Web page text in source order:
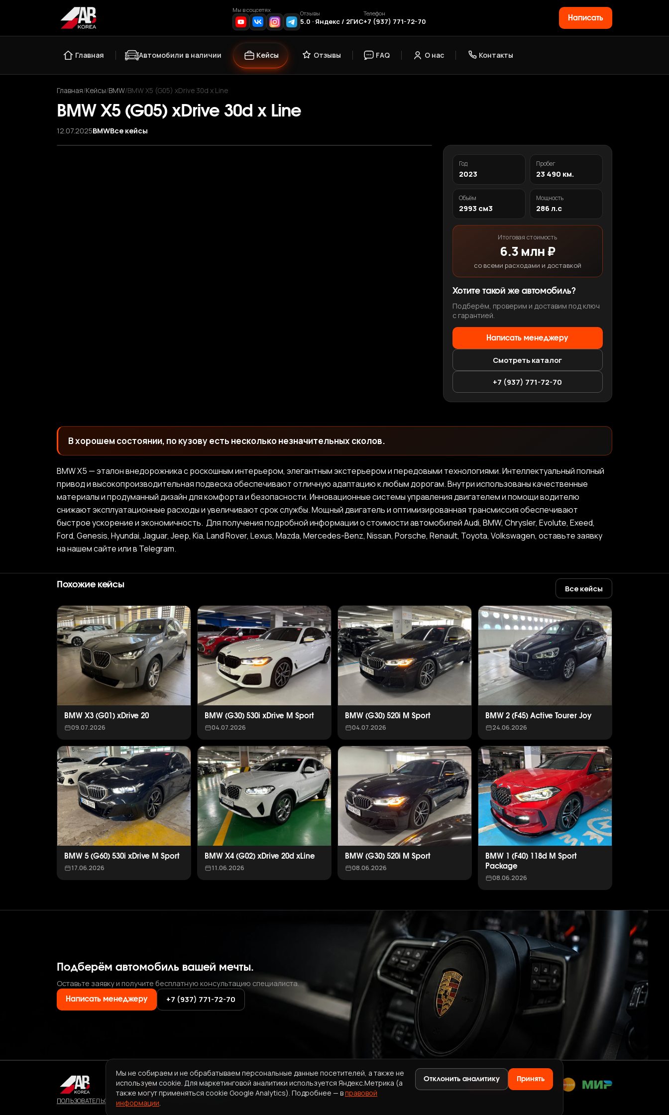
Мы в соцсетях Отзывы
5.0 · Яндекс / 2ГИС
Телефон
+7 (937) 771-72-70 Написать
Главная Автомобили в наличии Кейсы Отзывы FAQ О нас Контакты
Главная/Кейсы/BMW/BMW X5 (G05) xDrive 30d x Line
BMW X5 (G05) xDrive 30d x Line
12.07.2025BMWВсе кейсы
‹
›
Год
2023
Пробег
23 490 км.
Объём
2993 см3
Мощность
286 л.с
Итоговая стоимость
6.3 млн ₽
со всеми расходами и доставкой
Хотите такой же автомобиль?
Подберём, проверим и доставим под ключ
с гарантией.
Написать менеджеру
Смотреть каталог
+7 (937) 771-72-70
В хорошем состоянии, по кузову есть несколько незначительных сколов.
BMW X5 — эталон внедорожника с роскошным интерьером, элегантным экстерьером и передовыми технологиями. Интеллектуальный полный
привод и высокопроизводительная подвеска обеспечивают отличную адаптацию к любым дорогам. Внутри использованы качественные
материалы и продуманный дизайн для комфорта и безопасности. Инновационные системы управления двигателем и помощи водителю
снижают эксплуатационные расходы и увеличивают срок службы. Мощный двигатель и оптимизированная трансмиссия обеспечивают
быстрое ускорение и экономичность. Для получения подробной информации о стоимости автомобилей Audi, BMW, Chrysler, Evolute, Exeed,
Ford, Genesis, Hyundai, Jaguar, Jeep, Kia, Land Rover, Lexus, Mazda, Mercedes-Benz, Nissan, Porsche, Renault, Toyota, Volkswagen, оставьте заявку
на нашем сайте или в Telegram.
Похожие кейсы Все кейсы
BMW X3 (G01) xDrive 20
09.07.2026
BMW (G30) 530i xDrive M Sport
04.07.2026
BMW (G30) 520i M Sport
04.07.2026
BMW 2 (F45) Active Tourer Joy
24.06.2026
BMW 5 (G60) 530i xDrive M Sport
17.06.2026
BMW X4 (G02) xDrive 20d xLine
11.06.2026
BMW (G30) 520i M Sport
08.06.2026
BMW 1 (F40) 118d M Sport
Package
08.06.2026
Подберём автомобиль вашей мечты.
Оставьте заявку и получите бесплатную консультацию специалиста.
Написать менеджеру +7 (937) 771-72-70
+7 (937) 771-72-70 ·ab.korea.kr@gmail.com
ПОЛЬЗОВАТЕЛЬСКОЕ СОГЛАШЕНИЕ СЕРВИСА ABKOREA
Мы не собираем и не обрабатываем персональные данные посетителей, а также не
используем cookie. Для маркетинговой аналитики используется Яндекс.Метрика (а
также могут применяться cookie Google Analytics). Подробнее — вправовой
информации.
Отклонить аналитику Принять